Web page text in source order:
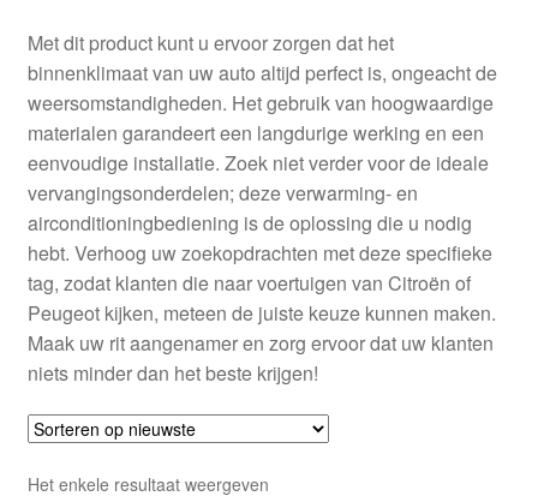
Levering
Mijn account
Over ons
Privacybeleid
Wereldwijde verzending
Winkelwagen
Met dit product kunt u ervoor zorgen dat het
binnenklimaat van uw auto altijd perfect is, ongeacht de
weersomstandigheden. Het gebruik van hoogwaardige
materialen garandeert een langdurige werking en een
eenvoudige installatie. Zoek niet verder voor de ideale
vervangingsonderdelen; deze verwarming- en
airconditioningbediening is de oplossing die u nodig
hebt. Verhoog uw zoekopdrachten met deze specifieke
tag, zodat klanten die naar voertuigen van Citroën of
Peugeot kijken, meteen de juiste keuze kunnen maken.
Maak uw rit aangenamer en zorg ervoor dat uw klanten
niets minder dan het beste krijgen!
Het enkele resultaat weergeven